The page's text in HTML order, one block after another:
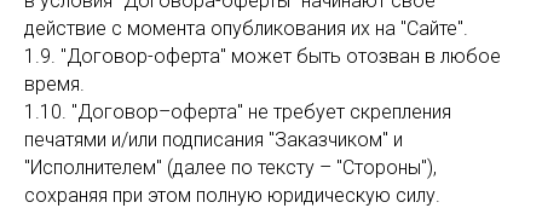
действие с момента опубликования их на "Сайте".
1.9. "Договор-оферта" может быть отозван в любое
время.
1.10. "Договор–оферта" не требует скрепления
печатями и/или подписания "Заказчиком" и
"Исполнителем" (далее по тексту – "Стороны"),
сохраняя при этом полную юридическую силу.